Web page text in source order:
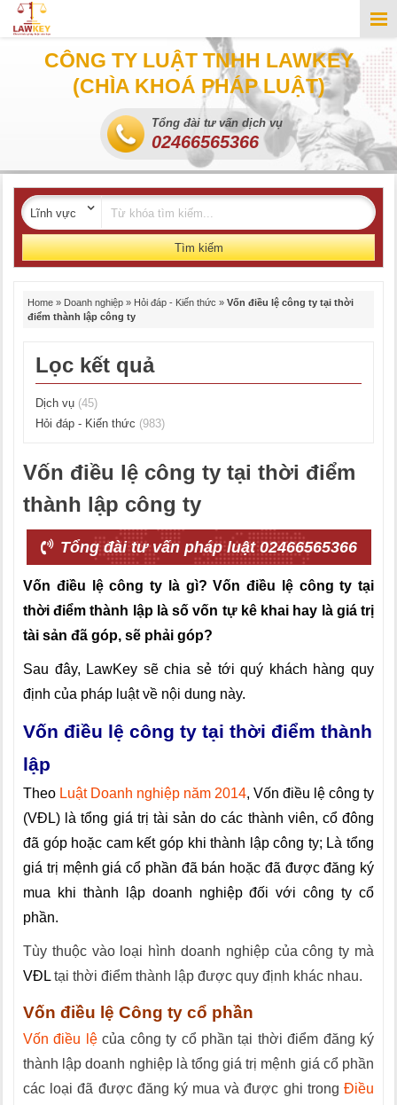
CÔNG TY LUẬT TNHH LAWKEY
(CHÌA KHOÁ PHÁP LUẬT)
Tổng đài tư vấn dịch vụ
02466565366
Tìm kiếm
Home » Doanh nghiệp » Hỏi đáp - Kiến thức » Vốn điều lệ công ty tại thời
điểm thành lập công ty
Lọc kết quả
Dịch vụ (45)
Hỏi đáp - Kiến thức (983)
Vốn điều lệ công ty tại thời điểm
thành lập công ty
Tổng đài tư vấn pháp luật 02466565366
Vốn điều lệ công ty là gì? Vốn điều lệ công ty tại
thời điểm thành lập là số vốn tự kê khai hay là giá trị
tài sản đã góp, sẽ phải góp?
Sau đây, LawKey sẽ chia sẻ tới quý khách hàng quy
định của pháp luật về nội dung này.
Vốn điều lệ công ty tại thời điểm thành
lập
Theo Luật Doanh nghiệp năm 2014, Vốn điều lệ công ty
(VĐL) là tổng giá trị tài sản do các thành viên, cổ đông
đã góp hoặc cam kết góp khi thành lập công ty; Là tổng
giá trị mệnh giá cổ phần đã bán hoặc đã được đăng ký
mua khi thành lập doanh nghiệp đối với công ty cổ
phần.
Tùy thuộc vào loại hình doanh nghiệp của công ty mà
VĐL tại thời điểm thành lập được quy định khác nhau.
Vốn điều lệ Công ty cổ phần
Vốn điều lệcủa công ty cổ phần tại thời điểm đăng ký
thành lập doanh nghiệp là tổng giá trị mệnh giá cổ phần
các loại đã được đăng ký mua và được ghi trong Điều